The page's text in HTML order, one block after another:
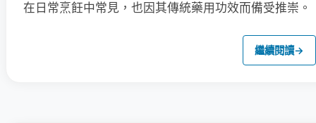
在日常烹飪中常見，也因其傳統藥用功效而備受推崇。
繼續閱讀→